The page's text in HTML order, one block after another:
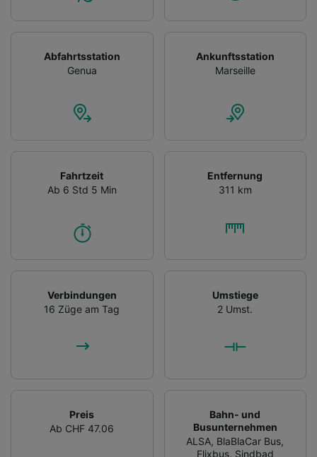
Abfahrtsstation
Genua
Ankunftsstation
Marseille
Fahrtzeit
Ab 6 Std 5 Min
Entfernung
311 km
Verbindungen
16 Züge am Tag
Umstiege
2 Umst.
Preis
Ab CHF 47.06
Bahn- und
Busunternehmen
ALSA, BlaBlaCar Bus,
Flixbus, Sindbad